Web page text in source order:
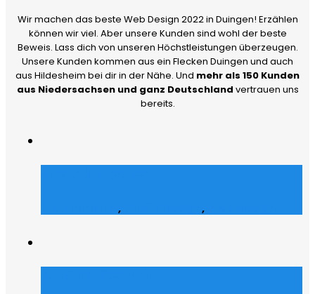
Wir machen das beste Web Design 2022 in Duingen! Erzählen
können wir viel. Aber unsere Kunden sind wohl der beste
Beweis. Lass dich von unseren Höchstleistungen überzeugen.
Unsere Kunden kommen aus ein Flecken Duingen und auch
aus Hildesheim bei dir in der Nähe. Und mehr als 150 Kunden
aus Niedersachsen und ganz Deutschland vertrauen uns
bereits.
, ,